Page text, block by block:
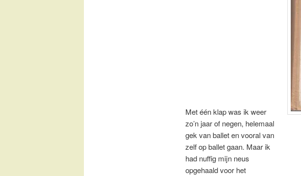
Met één klap was ik weer
zo’n jaar of negen, helemaal
gek van ballet en vooral van
zelf op ballet gaan. Maar ik
had nuffig mijn neus
opgehaald voor het